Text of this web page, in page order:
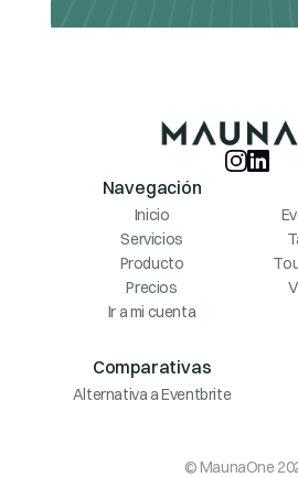
Navegación
Inicio
Servicios
Producto
Precios
Ir a mi cuenta
Comparativas
Alternativa a Eventbrite
© MaunaOne